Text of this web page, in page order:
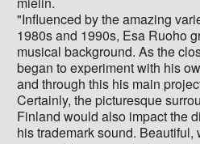
"Influenced by the amazing
1980s and 1990s, Esa Ruoho
musical background. As the
began to experiment with his
and through this his main
Certainly, the picturesque
Finland would also impact the
his trademark sound.